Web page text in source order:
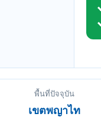
พื้นที่ปัจจุบัน
เขตพญาไท